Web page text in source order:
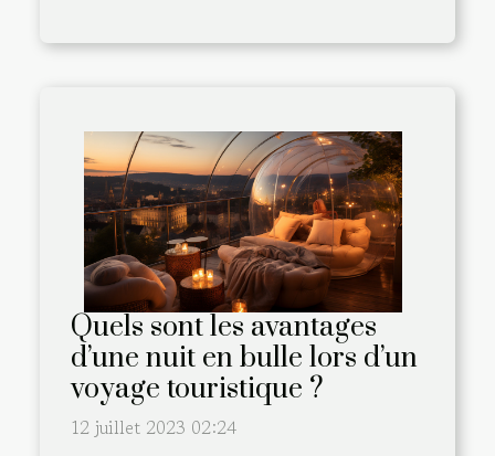
Quels sont les avantages
d’une nuit en bulle lors d’un
voyage touristique ?
12 juillet 2023 02:24